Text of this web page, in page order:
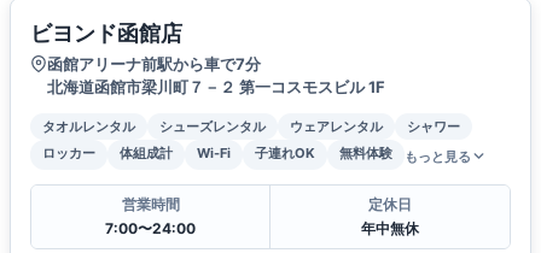
ビヨンド函館店
函館アリーナ前駅から車で7分
北海道函館市梁川町７－２ 第一コスモスビル 1F
タオルレンタル シューズレンタル ウェアレンタル
シャワー
ロッカー
体組成計 Wi-Fi 子連れOK 無料体験 もっと見る
営業時間
7:00〜24:00
定休日
年中無休